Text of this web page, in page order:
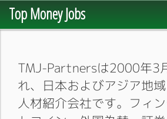
Top Money Jobs
TMJ-Partnersは2000年3
れ、日本およびアジア地
人材紹介会社です。フィ